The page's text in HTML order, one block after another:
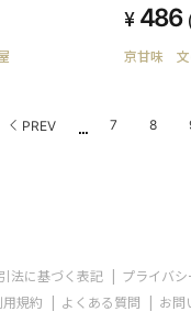
486
京甘味 文
PREV ... 7 8
法に基づく表記
プライバ
用規約
よくある質問 お問